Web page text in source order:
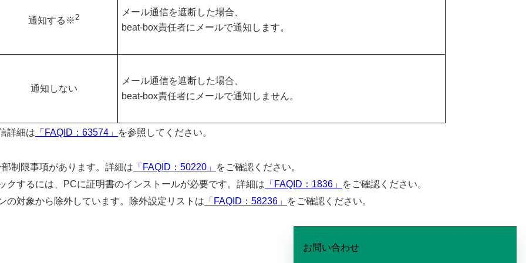
通知する※ 2
メール通信を遮断した場合、
beat-box責任者にメールで通知します。
通知しない
メール通信を遮断した場合、
beat-box責任者にメールで通知しません。
詳細は 「FAQID：63574」 を参照してください。
制限事項があります。詳細は 「FAQID：50220」
をご確認ください。
クするには、PCに証明書のインストールが必要です。詳細は 「FAQID：1836」
をご確認ください。
の対象から除外しています。除外設定リストは 「FAQID：58236」 をご確認ください。